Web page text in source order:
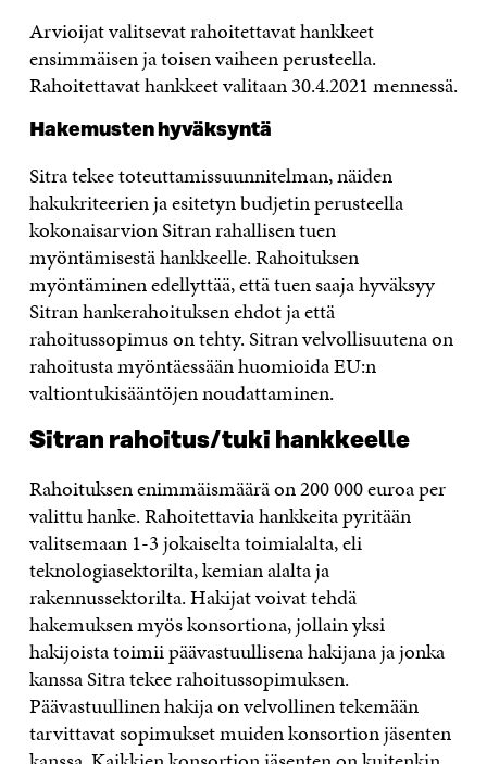
Arvioijat valitsevat rahoitettavat hankkeet
ensimmäisen ja toisen vaiheen perusteella.
Rahoitettavat hankkeet valitaan 30.4.2021 mennessä.
Hakemusten hyväksyntä
Sitra tekee toteuttamissuunnitelman, näiden
hakukriteerien ja esitetyn budjetin perusteella
kokonaisarvion Sitran rahallisen tuen
myöntämisestä hankkeelle. Rahoituksen
myöntäminen edellyttää, että tuen saaja hyväksyy
Sitran hankerahoituksen ehdot ja että
rahoitussopimus on tehty. Sitran velvollisuutena on
rahoitusta myöntäessään huomioida EU:n
valtiontukisääntöjen noudattaminen.
Sitran rahoitus/tuki hankkeelle
Rahoituksen enimmäismäärä on 200 000 euroa per
valittu hanke. Rahoitettavia hankkeita pyritään
valitsemaan 1-3 jokaiselta toimialalta, eli
teknologiasektorilta, kemian alalta ja
rakennussektorilta. Hakijat voivat tehdä
hakemuksen myös konsortiona, jollain yksi
hakijoista toimii päävastuullisena hakijana ja jonka
kanssa Sitra tekee rahoitussopimuksen.
Päävastuullinen hakija on velvollinen tekemään
tarvittavat sopimukset muiden konsortion jäsenten